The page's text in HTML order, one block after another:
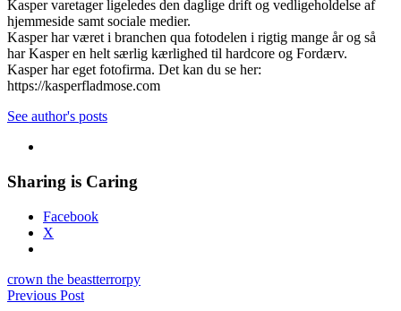
Kasper varetager ligeledes den daglige drift og vedligeholdelse af
hjemmeside samt sociale medier.
Kasper har været i branchen qua fotodelen i rigtig mange år og så
har Kasper en helt særlig kærlighed til hardcore og Fordærv.
Kasper har eget fotofirma. Det kan du se her:
https://kasperfladmose.com
See author's posts
Sharing is Caring
Facebook
X
crown the beastterrorpy
Indlægsnavigation
Previous Post